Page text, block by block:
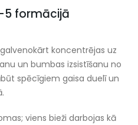
5 formācijā
koncentrējas uz
un bumbas izsistīšanu no
spēcīgiem gaisa duelī un
viens bieži darbojas kā